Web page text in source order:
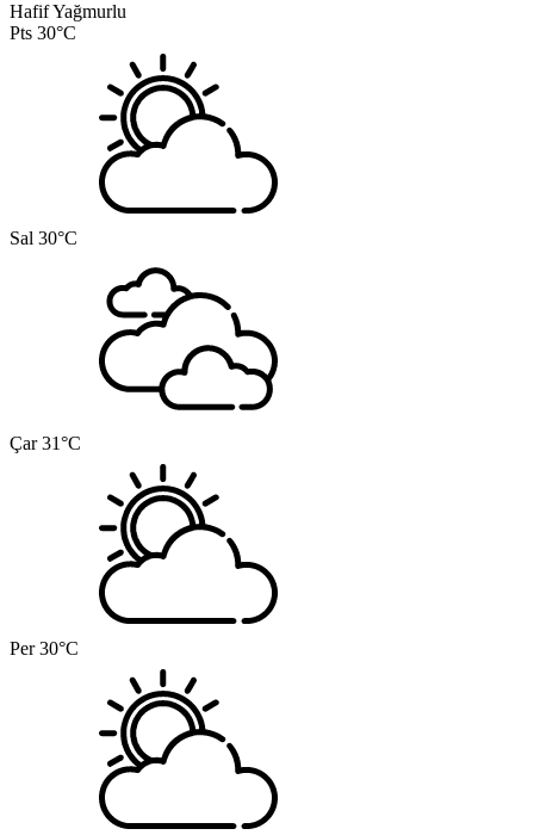
Hafif Yağmurlu
Pts 30°C
Sal 30°C
Çar 31°C
Per 30°C